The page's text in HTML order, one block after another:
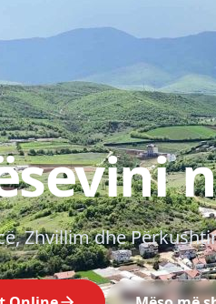
Zhvillim dhe